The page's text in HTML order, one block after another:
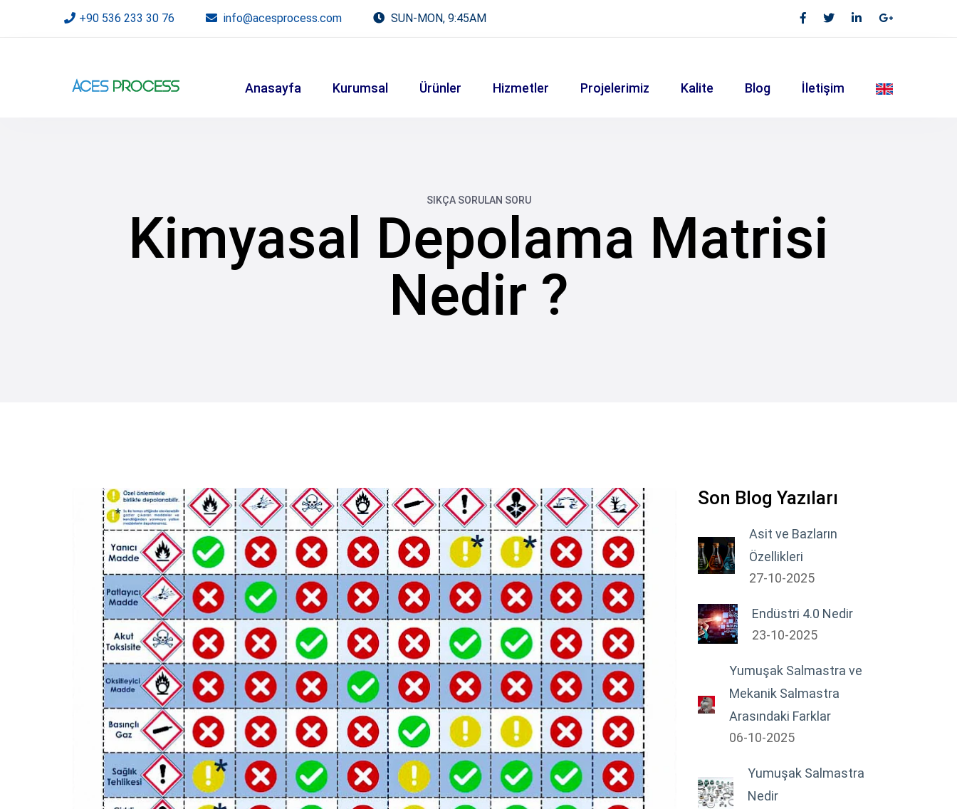
+90 536 233 30 76 info@acesprocess.com SUN-MON, 9:45AM
Anasayfa Kurumsal Ürünler Hizmetler Projelerimiz Kalite Blog İletişim
SIKÇA SORULAN SORU
Kimyasal Depolama Matrisi
Nedir ?
Son Blog Yazıları
Asit ve Bazların
Özellikleri
27-10-2025
Endüstri 4.0 Nedir
23-10-2025
Yumuşak Salmastra ve
Mekanik Salmastra
Arasındaki Farklar
06-10-2025
Yumuşak Salmastra
Nedir